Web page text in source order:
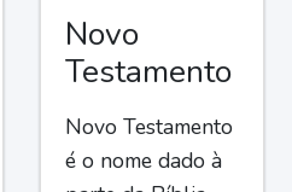
Novo
Testamento
Novo Testamento
é o nome dado à